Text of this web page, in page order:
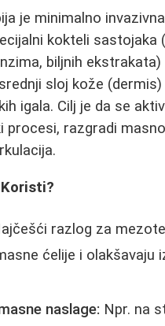
je minimalno
kokteli sastojaka
biljnih ekstrakata)
sloj kože
igala. Cilj je da se
procesi, razgradi
razlog za
ćelije i olakšavaju
naslage: Npr. na